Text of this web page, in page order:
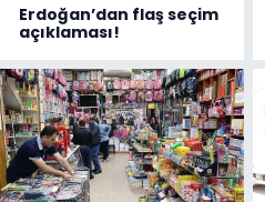
Erdoğan’dan flaş seçim
açıklaması!